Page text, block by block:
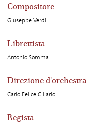
Compositore
Giuseppe Verdi
Librettista
Antonio Somma
Direzione d'orchestra
Carlo Felice Cillario
Regista